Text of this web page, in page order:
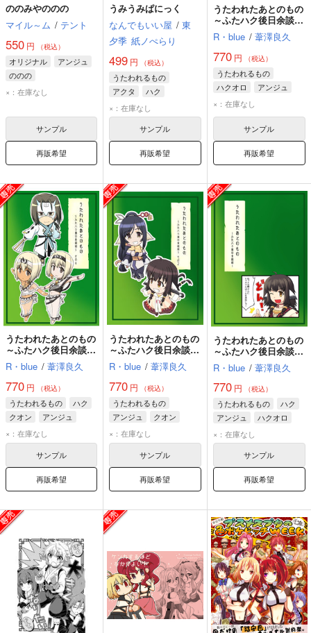
ののみやののの
マイル～ム / テント
550 円 （税込）
オリジナル
アンジュ
ののの
×：在庫なし
サンプル
再販希望
うみうみぱにっく
なんでもいい屋 / 東
夕季 紙ノぺらり
499 円 （税込）
うたわれるもの
アクタ
ハク
アンジュ
×：在庫なし
サンプル
再販希望
うたわれたあとのもの
～ふたハク後日余談録
～その３
R・blue / 葦澤良久
770円 （税込）
うたわれるもの
ハクオロ
アンジュ
ネコネ
×：在庫なし
サンプル
再販希望
うたわれたあとのもの
～ふたハク後日余談録
～その４
R・blue / 葦澤良久
770 円 （税込）
うたわれるもの
ハク
クオン
アンジュ
×：在庫なし
サンプル
再販希望
うたわれたあとのもの
～ふたハク後日余談録
～その２
R・blue / 葦澤良久
770 円 （税込）
うたわれるもの
アンジュ
クオン
ハクオロ
×：在庫なし
サンプル
再販希望
うたわれたあとのもの
～ふたハク後日余談録
～
R・blue / 葦澤良久
770円 （税込）
うたわれるもの
ハク
アンジュ
ハクオロ
×：在庫なし
サンプル
再販希望